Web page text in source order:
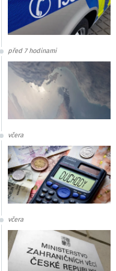
před 7 hodinami
včera
včera